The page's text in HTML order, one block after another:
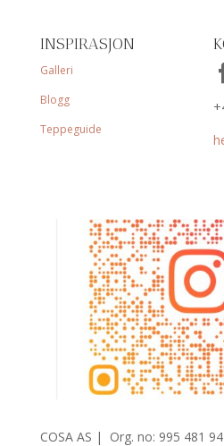
INSPIRASJON
Galleri
Blogg
Teppeguide
COSA AS | Org. no: 995 481